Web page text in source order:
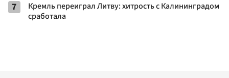
7
Кремль переиграл Литву: хитрость с Калининградом
сработала